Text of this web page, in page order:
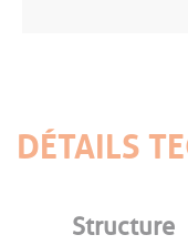
DÉTAILS
Structure